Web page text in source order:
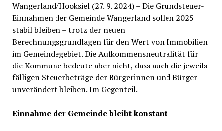
Wangerland/Hooksiel (27. 9. 2024) – Die Grundsteuer-
Einnahmen der Gemeinde Wangerland sollen 2025
stabil bleiben – trotz der neuen
Berechnungsgrundlagen für den Wert von Immobilien
im Gemeindegebiet. Die Aufkommensneutralität für
die Kommune bedeute aber nicht, dass auch die jeweils
fälligen Steuerbeträge der Bürgerinnen und Bürger
unverändert bleiben. Im Gegenteil.
Einnahme der Gemeinde bleibt konstant